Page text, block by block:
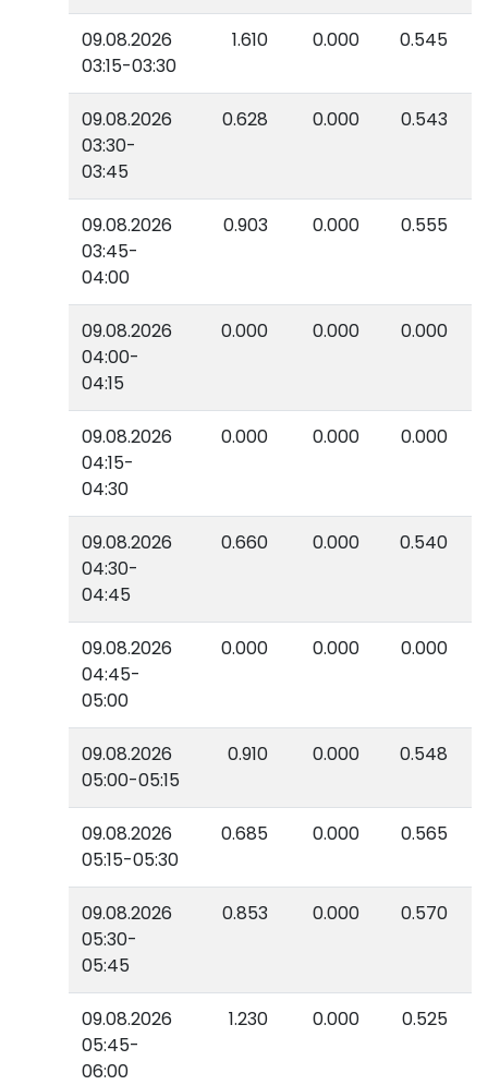
09.08.2026
03:15-03:30
1.610 0.000 0.545
09.08.2026
03:30-
03:45
0.628 0.000 0.543
09.08.2026
03:45-
04:00
0.903 0.000 0.555
09.08.2026
04:00-
04:15
0.000 0.000 0.000
09.08.2026
04:15-
04:30
0.000 0.000 0.000
09.08.2026
04:30-
04:45
0.660 0.000 0.540
09.08.2026
04:45-
05:00
0.000 0.000 0.000
09.08.2026
05:00-05:15
0.910 0.000 0.548
09.08.2026
05:15-05:30
0.685 0.000 0.565
09.08.2026
05:30-
05:45
0.853 0.000 0.570
09.08.2026
05:45-
06:00
1.230 0.000 0.525